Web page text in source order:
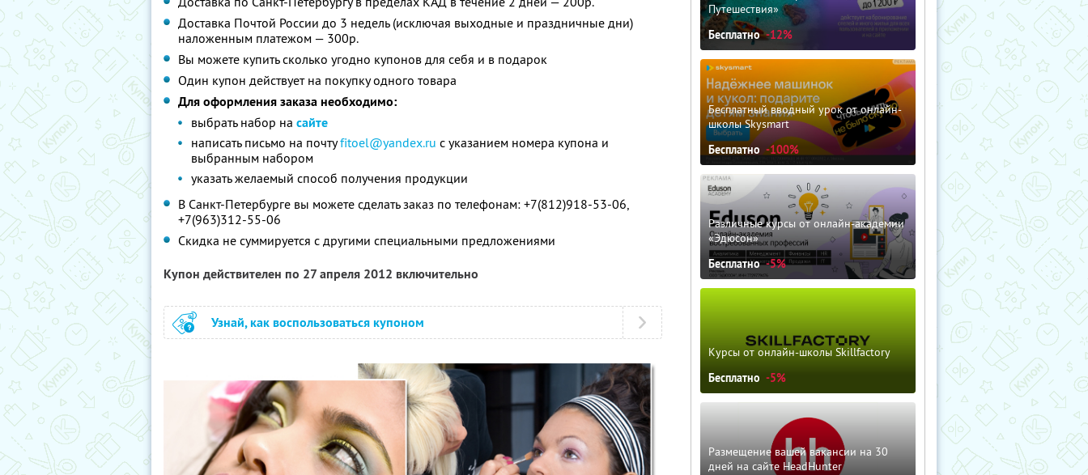
Доставка Почтой России до 3 недель (исключая выходные и праздничные дни)
наложенным платежом — 300р.
Вы можете купить сколько угодно купонов для себя и в подарок
Один купон действует на покупку одного товара
Для оформления заказа необходимо:
выбрать набор на сайте
написать письмо на почтуfitoel@yandex.ru с указанием номера купона и
выбранным набором
указать желаемый способ получения продукции
В Санкт-Петербурге вы можете сделать заказ по телефонам: +7(812)918-53-06,
+7(963)312-55-06
Скидка не суммируется с другими специальными предложениями
Купон действителен по 27 апреля 2012 включительно
Узнай, как воспользоваться купоном
Путешествия»
Бесплатно -12%
Бесплатный вводный урок от онлайн-
школы Skysmart
Бесплатно -100%
Различные курсы от онлайн-академии
«Эдюсон»
Бесплатно -5%
Курсы от онлайн-школы Skillfactory
Бесплатно -5%
Размещение вашей вакансии на 30
дней на сайте HeadHunter